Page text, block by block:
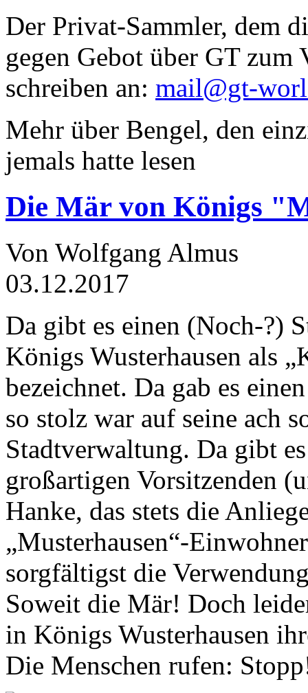
Der Privat-Sammler, dem
gegen Gebot über GT zum
schreiben an: mail@gt-
Mehr über Bengel, den
jemals hatte lesen
Die Mär von Königs
Von Wolfgang Almus
03.12.2017
Da gibt es einen (Noch-?)
Königs Wusterhausen als
bezeichnet. Da gab es
so stolz war auf seine ach
Stadtverwaltung. Da gibt
großartigen Vorsitzenden
Hanke, das stets die
„Musterhausen“-
sorgfältigst die
Soweit die Mär! Doch
in Königs Wusterhausen
Die Menschen rufen: